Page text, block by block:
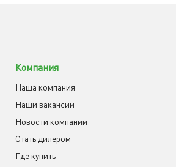
Компания
Наша компания
Наши вакансии
Новости компании
Cтать дилером
Где купить